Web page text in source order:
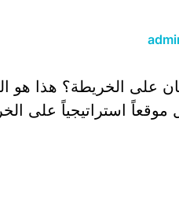
على الخريطة؟ هذا هو
موقعاً استراتيجياً على